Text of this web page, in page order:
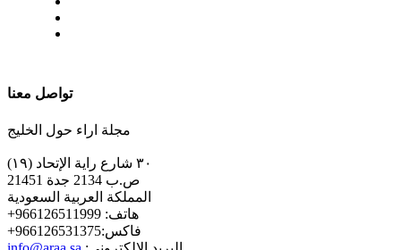
تواصل معنا
مجلة اراء حول الخليج
٣٠ شارع راية الإتحاد (١٩)
ص.ب 2134 جدة 21451
المملكة العربية السعودية
+هاتف: 966126511999
+فاكس:966126531375